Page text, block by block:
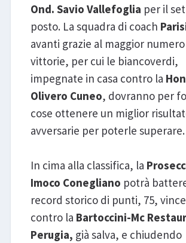
Ond. Savio Vallefoglia per il
posto. La squadra di coach
avanti grazie al maggior
vittorie, per cui le biancoverdi,
impegnate in casa contro la
Olivero Cuneo, dovranno per
cose ottenere un miglior
avversarie per poterle superare.
In cima alla classifica, la
Imoco Conegliano potrà
record storico di punti, 75,
contro la Bartoccini-Mc
Perugia, già salva, e chiudendo